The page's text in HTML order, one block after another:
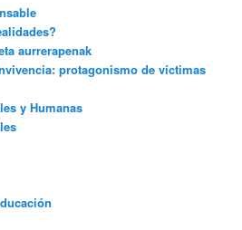
aurrerapenak
protagonismo de víctimas
y Humanas